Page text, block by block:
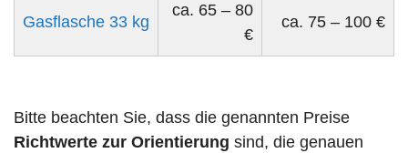
Gasflasche 33 kg
ca. 65 – 80
€
ca. 75 – 100 €
Bitte beachten Sie, dass die genannten Preise
Richtwerte zur Orientierung sind, die genauen